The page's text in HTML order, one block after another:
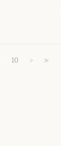
10 > >>